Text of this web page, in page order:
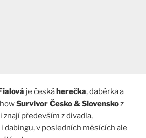
je českáherečka, dabérka a
Survivor Česko & Slovenskoz
znají především z divadla,
dabingu, v posledních měsících ale